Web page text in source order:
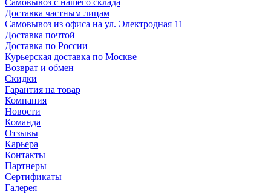
Самовывоз с нашего склада
Доставка частным лицам
Самовывоз из офиса на ул. Электродная 11
Доставка почтой
Доставка по России
Курьерская доставка по Москве
Возврат и обмен
Скидки
Гарантия на товар
Компания
Новости
Команда
Отзывы
Карьера
Контакты
Партнеры
Сертификаты
Галерея